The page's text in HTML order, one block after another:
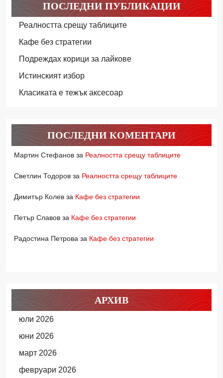
ПОСЛЕДНИ ПУБЛИКАЦИИ
Реалността срещу таблиците
Кафе без стратегии
Подреждах корици за лайкове
Истинският избор
Класиката е тежък аксесоар
ПОСЛЕДНИ КОМЕНТАРИ
Мартин Стефанов за Реалността срещу таблиците
Светлин Тодоров за Реалността срещу таблиците
Димитър Колев за Кафе без стратегии
Петър Славов за Кафе без стратегии
Радостина Петрова за Кафе без стратегии
АРХИВ
юли 2026
юни 2026
март 2026
февруари 2026